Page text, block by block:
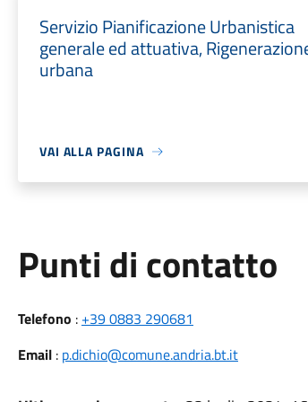
Servizio Pianificazione Urbanistica
generale ed attuativa,
urbana
VAI ALLA PAGINA
Punti di contatto
Telefono : +39 0883 290681
Email: p.dichio@comune.andria.bt.it